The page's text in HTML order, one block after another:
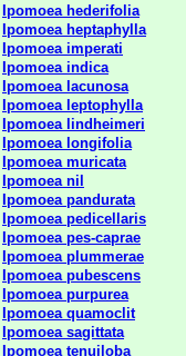
Ipomoea hederifolia
Ipomoea heptaphylla
Ipomoea imperati
Ipomoea indica
Ipomoea lacunosa
Ipomoea leptophylla
Ipomoea lindheimeri
Ipomoea longifolia
Ipomoea muricata
Ipomoea nil
Ipomoea pandurata
Ipomoea pedicellaris
Ipomoea pes-caprae
Ipomoea plummerae
Ipomoea pubescens
Ipomoea purpurea
Ipomoea quamoclit
Ipomoea sagittata
Ipomoea tenuiloba